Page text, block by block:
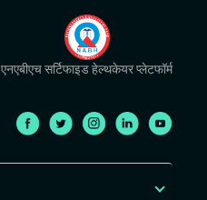
एनएबीएच सर्टिफाइड हेल्थकेयर प्लेटफॉर्म